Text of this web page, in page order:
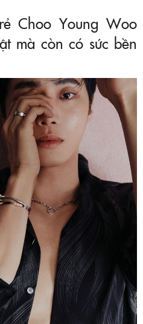
Choo Young Woo
mà còn có sức bền